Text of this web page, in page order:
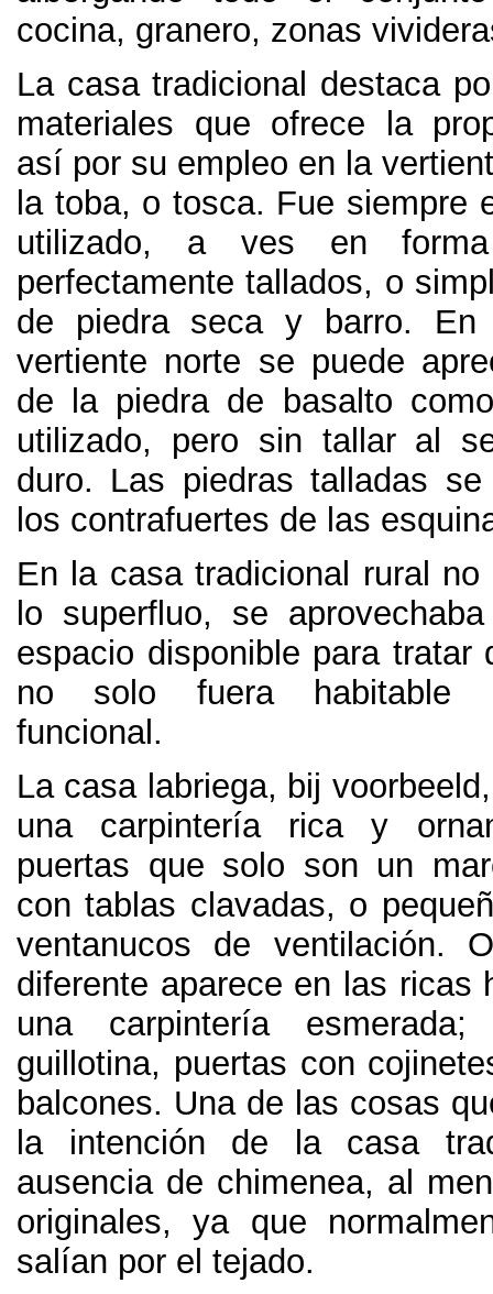
cocina, granero, zonas
La casa tradicional destaca
materiales que ofrece la
así por su empleo en la
la toba, o tosca. Fue siempre
utilizado, a ves en
perfectamente tallados, o
de piedra seca y barro. En
vertiente norte se puede
de la piedra de basalto
utilizado, pero sin tallar al
duro. Las piedras talladas
los contrafuertes de las
En la casa tradicional rural
lo superfluo, se
espacio disponible para tratar
no solo fuera habitable
funcional .
La casa labriega, bij
una carpintería rica y
puertas que solo son un
con tablas clavadas, o
ventanucos de ventilación.
diferente aparece en las ricas
una carpintería esmerada
guillotina, puertas con
balcones. Una de las cosas
la intención de la casa
ausencia de chimenea, al
originales,ya que
salían por el tejado.